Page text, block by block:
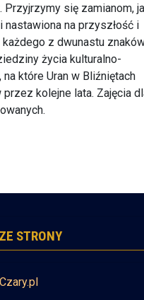
Przyjrzymy się zamianom,
na przyszłość i
z dwunastu
życia kulturalno-
które Uran w Bliźniętach
kolejne lata. Zajęcia
STRONY
Czary.pl